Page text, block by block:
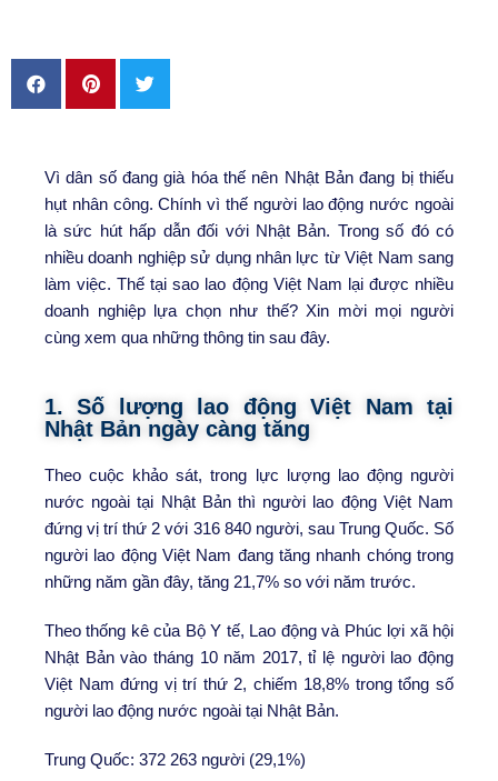
Vì dân số đang già hóa thế nên Nhật Bản đang bị thiếu
hụt nhân công. Chính vì thế người lao động nước ngoài
là sức hút hấp dẫn đối với Nhật Bản. Trong số đó có
nhiều doanh nghiệp sử dụng nhân lực từ Việt Nam sang
làm việc. Thế tại sao lao động Việt Nam lại được nhiều
doanh nghiệp lựa chọn như thế? Xin mời mọi người
cùng xem qua những thông tin sau đây.
1. Số lượng lao động Việt Nam tại
Nhật Bản ngày càng tăng
Theo cuộc khảo sát, trong lực lượng lao động người
nước ngoài tại Nhật Bản thì người lao động Việt Nam
đứng vị trí thứ 2 với 316 840 người, sau Trung Quốc. Số
người lao động Việt Nam đang tăng nhanh chóng trong
những năm gần đây, tăng 21,7% so với năm trước.
Theo thống kê của Bộ Y tế, Lao động và Phúc lợi xã hội
Nhật Bản vào tháng 10 năm 2017, tỉ lệ người lao động
Việt Nam đứng vị trí thứ 2, chiếm 18,8% trong tổng số
người lao động nước ngoài tại Nhật Bản.
Trung Quốc: 372 263 người (29,1%)